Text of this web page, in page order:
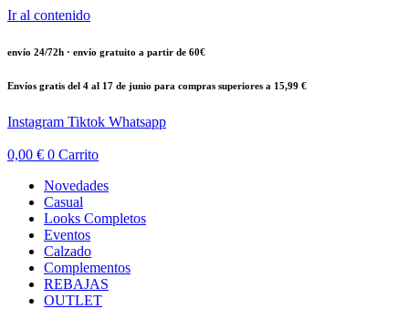
Ir al contenido
envío 24/72h · envío gratuito a partir de 60€
Envíos gratis del 4 al 17 de junio para compras superiores a 15,99 €
Instagram Tiktok Whatsapp
0,00 € 0 Carrito
Novedades
Casual
Looks Completos
Eventos
Calzado
Complementos
REBAJAS
OUTLET